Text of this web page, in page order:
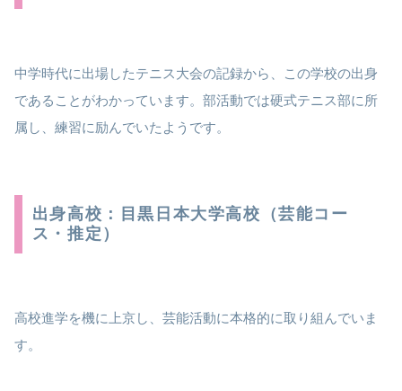
中学時代に出場したテニス大会の記録から、この学校の出身
であることがわかっています。部活動では硬式テニス部に所
属し、練習に励んでいたようです。
出身高校：目黒日本大学高校（芸能コー
ス・推定）
高校進学を機に上京し、芸能活動に本格的に取り組んでいま
す。